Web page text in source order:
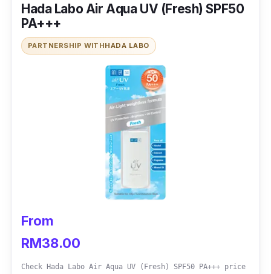
Hada Labo Air Aqua UV (Fresh) SPF50
PA+++
PARTNERSHIP WITHHADA LABO
From
RM38.00
Check Hada Labo Air Aqua UV (Fresh) SPF50 PA+++ price